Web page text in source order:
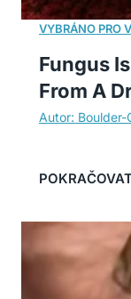
Fungus
From A